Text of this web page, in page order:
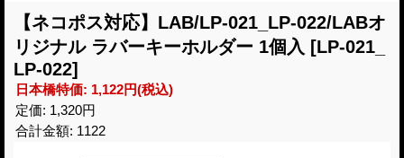
【ネコポス対応】LAB/LP-021_LP-022/LABオ
リジナル ラバーキーホルダー 1個入 [LP-021_
LP-022]
日本橋特価: 1,122円(税込)
定価: 1,320円
合計金額: 1122